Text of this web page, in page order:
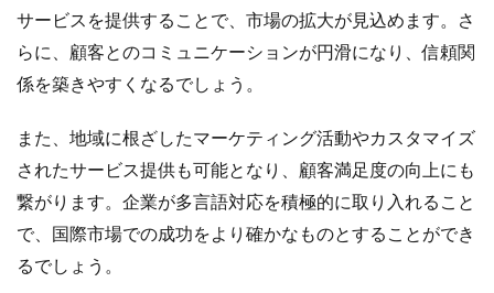
サービスを提供することで、市場の拡大が見込めます。さ
らに、顧客とのコミュニケーションが円滑になり、信頼関
係を築きやすくなるでしょう。
また、地域に根ざしたマーケティング活動やカスタマイズ
されたサービス提供も可能となり、顧客満足度の向上にも
繋がります。企業が多言語対応を積極的に取り入れること
で、国際市場での成功をより確かなものとすることができ
るでしょう。